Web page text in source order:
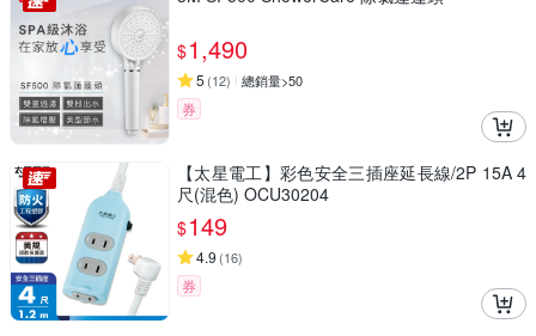
$1,490
5 (12) 總銷量>50
券
【太星電工】彩色安全三插座延長線/2P 15A 4
尺(混色) OCU30204
$149
4.9 (16)
券